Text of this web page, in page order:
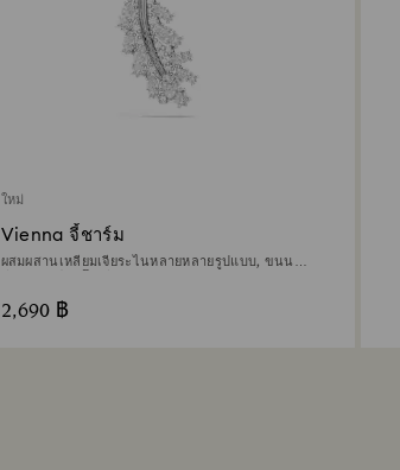
ใหม่
Vienna จี้ชาร์ม
ผสมผสานเหลี่ยมเจียระไนหลายหลายรูปแบบ, ขนนก,
2,690 ฿